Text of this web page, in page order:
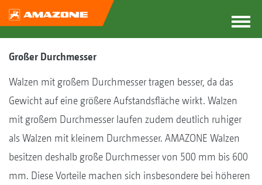
Großer Durchmesser
Walzen mit großem Durchmesser tragen besser, da das
Gewicht auf eine größere Aufstandsfläche wirkt. Walzen
mit großem Durchmesser laufen zudem deutlich ruhiger
als Walzen mit kleinem Durchmesser. AMAZONE Walzen
besitzen deshalb große Durchmesser von 500 mm bis 600
mm. Diese Vorteile machen sich insbesondere bei höheren